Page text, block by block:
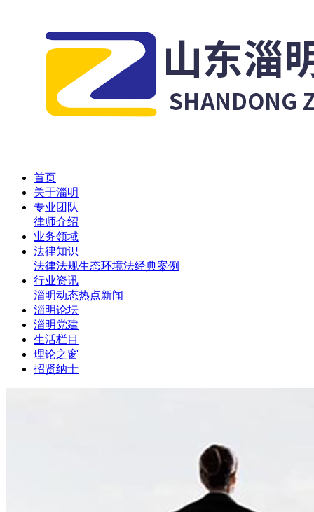
首页
关于淄明
专业团队
律师介绍
业务领域
法律知识
法律法规生态环境法经典案例
行业资讯
淄明动态热点新闻
淄明论坛
淄明党建
生活栏目
理论之窗
招贤纳士